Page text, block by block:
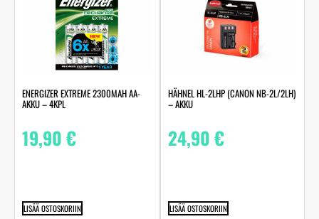
ENERGIZER EXTREME 2300MAH AA-
AKKU – 4KPL
19,90€
LISÄÄ OSTOSKORIIN
HÄHNEL HL-2LHP (CANON NB-2L/2LH)
– AKKU
24,90€
LISÄÄ OSTOSKORIIN